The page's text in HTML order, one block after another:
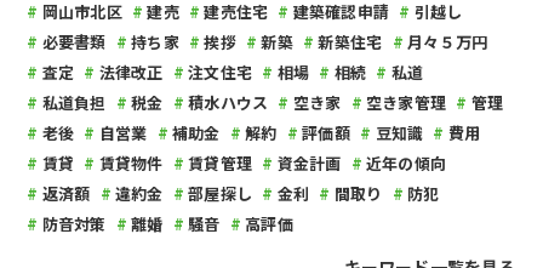
岡山市北区
建売 建売住宅 建築確認申請
引越し
必要書類
持ち家 挨拶 新築 新築住宅
月々５万円
査定
法律改正 注文住宅 相場 相続
私道
私道負担
税金 積水ハウス 空き家 空き家管理
管理
老後
自営業 補助金 解約 評価額 豆知識
費用
賃貸
賃貸物件 賃貸管理 資金計画
近年の傾向
返済額
違約金 部屋探し 金利 間取り
防犯
防音対策
離婚 騒音 高評価